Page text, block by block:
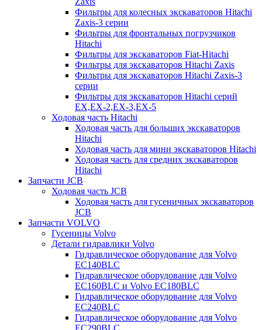
Фильтры для колесных экскаваторов Hitachi
Zaxis-3 серии
Фильтры для фронтальных погрузчиков
Hitachi
Фильтры для экскаваторов Fiat-Hitachi
Фильтры для экскаваторов Hitachi Zaxis
Фильтры для экскаваторов Hitachi Zaxis-3
серии
Фильтры для экскаваторов Hitachi серий
EX,EX-2,EX-3,EX-5
Ходовая часть Hitachi
Ходовая часть для больших экскаваторов
Hitachi
Ходовая часть для мини экскаваторов Hitachi
Ходовая часть для средних экскаваторов
Hitachi
Запчасти JCB
Ходовая часть JCB
Ходовая часть для гусеничных экскаваторов
JCB
Запчасти VOLVO
Гусеницы Volvo
Детали гидравлики Volvo
Гидравлическое оборудование для Volvo
EC140BLC
Гидравлическое оборудование для Volvo
EC160BLC и Volvo EC180BLC
Гидравлическое оборудование для Volvo
EC240BLC
Гидравлическое оборудование для Volvo
EC290BLC